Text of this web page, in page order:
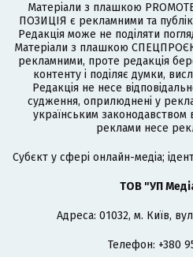
Матеріали з плашкою
ПОЗИЦІЯ є рекламними та
Редакція може не поділяти
Матеріали з плашкою
рекламними, проте редакція
контенту і поділяє думки,
Редакція не несе
судження, оприлюднені у
українським законодавством
реклами несе
Cубєкт у сфері онлайн-медіа;
ТОВ "УП
Адреса: 01032, м. Київ,
Телефон: +380